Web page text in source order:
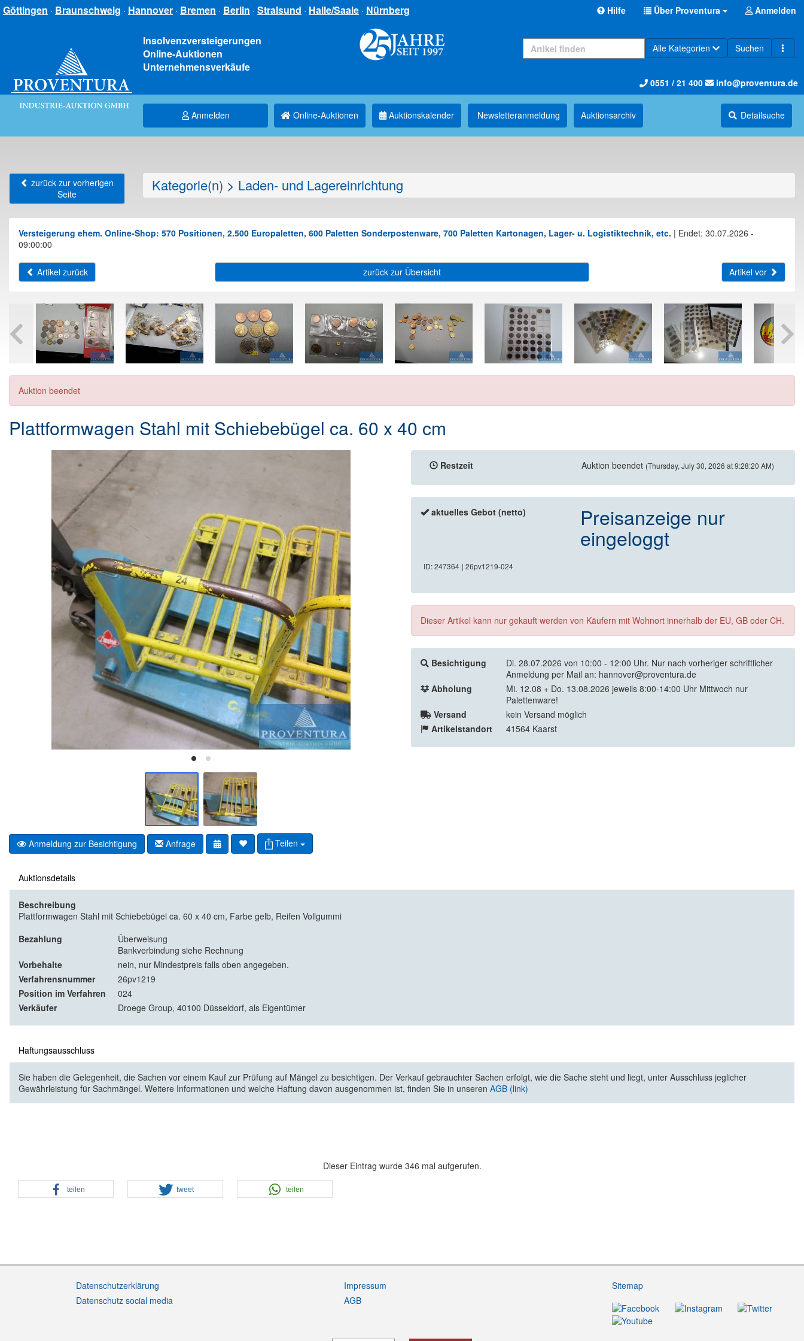
Göttingen · Braunschweig · Hannover · Bremen · Berlin · Stralsund · Halle/Saale · Nürnberg Hilfe Über Proventura Anmelden
Insolvenzversteigerungen
Online-Auktionen
Unternehmensverkäufe
Alle Kategorien Suchen
0551 / 21 400 info@proventura.de
Anmelden Online-Auktionen Auktionskalender Newsletter­anmeldung Auktions­archiv Detailsuche
zurück zur vorherigen
Seite
Kategorie(n) > Laden- und Lagereinrichtung
Versteigerung ehem. Online-Shop: 570 Positionen, 2.500 Europaletten, 600 Paletten Sonderpostenware, 700 Paletten Kartonagen, Lager- u. Logistiktechnik, etc. | Endet: 30.07.2026 -
09:00:00
Artikel zurück zurück zur Übersicht Artikel vor
Auktion beendet
Plattformwagen Stahl mit Schiebebügel ca. 60 x 40 cm
Anmeldung zur Besichtigung Anfrage Teilen
Restzeit Auktion beendet (Thursday, July 30, 2026 at 9:28:20 AM)
aktuelles Gebot (netto) Preisanzeige nur
eingeloggt
ID: 247364 | 26pv1219-024
Dieser Artikel kann nur gekauft werden von Käufern mit Wohnort innerhalb der EU, GB oder CH.
Besichtigung
Di. 28.07.2026 von 10:00 - 12:00 Uhr. Nur nach vorheriger schriftlicher
Anmeldung per Mail an: hannover@proventura.de
Abholung
Mi. 12.08 + Do. 13.08.2026 jeweils 8:00-14:00 Uhr Mittwoch nur
Palettenware!
Versand
kein Versand möglich
Artikelstandort
41564 Kaarst
Auktionsdetails
Beschreibung
Plattformwagen Stahl mit Schiebebügel ca. 60 x 40 cm, Farbe gelb, Reifen Vollgummi
Bezahlung
Überweisung
Bankverbindung siehe Rechnung
Vorbehalte
nein, nur Mindestpreis falls oben angegeben.
Verfahrensnummer
26pv1219
Position im Verfahren
024
Verkäufer
Droege Group, 40100 Düsseldorf, als Eigentümer
Haftungsausschluss
Sie haben die Gelegenheit, die Sachen vor einem Kauf zur Prüfung auf Mängel zu besichtigen. Der Verkauf gebrauchter Sachen erfolgt, wie die Sache steht und liegt, unter Ausschluss jeglicher
Gewährleistung für Sachmängel. Weitere Informationen und welche Haftung davon ausgenommen ist, finden Sie in unseren AGB (link)
Dieser Eintrag wurde 346 mal aufgerufen.
teilen tweet teilen
Datenschutzerklärung
Datenschutz social media
Impressum
AGB
Sitemap